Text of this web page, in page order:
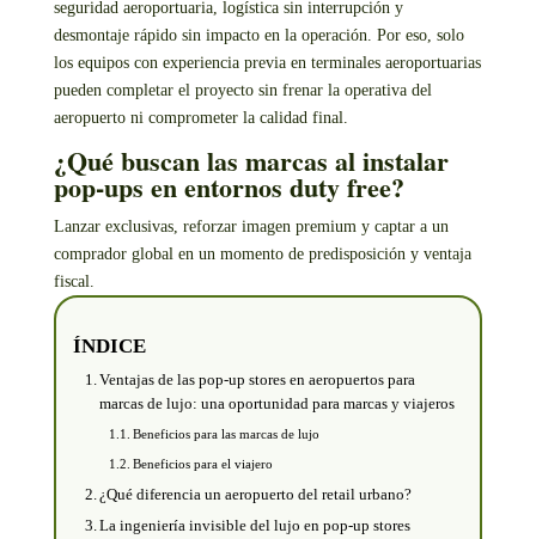
seguridad aeroportuaria, logística sin interrupción y
desmontaje rápido sin impacto en la operación. Por eso, solo
los equipos con experiencia previa en terminales aeroportuarias
pueden completar el proyecto sin frenar la operativa del
aeropuerto ni comprometer la calidad final.
¿Qué buscan las marcas al instalar
pop-ups en entornos duty free?
Lanzar exclusivas, reforzar imagen premium y captar a un
comprador global en un momento de predisposición y ventaja
fiscal.
ÍNDICE
Ventajas de las pop-up stores en aeropuertos para
marcas de lujo: una oportunidad para marcas y viajeros
Beneficios para las marcas de lujo
Beneficios para el viajero
¿Qué diferencia un aeropuerto del retail urbano?
La ingeniería invisible del lujo en pop-up stores